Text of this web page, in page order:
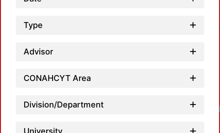
Type
Advisor
CONAHCYT Area
Division/Department
University